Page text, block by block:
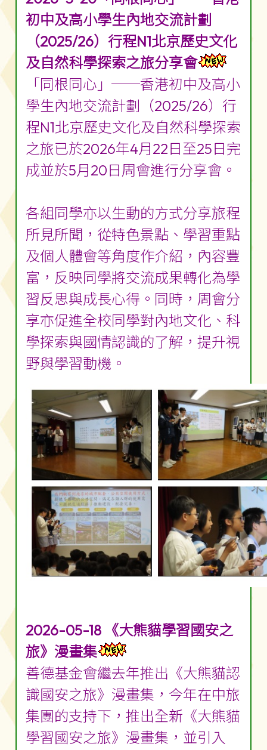
初中及高小學生內地交流計劃
（2025/26）行程N1北京歷史文化
及自然科學探索之旅分享會
「同根同心」──香港初中及高小
學生內地交流計劃（2025/26）行
程N1北京歷史文化及自然科學探索
之旅已於2026年4月22日至25日完
成並於5月20日周會進行分享會。
各組同學亦以生動的方式分享旅程
所見所聞，從特色景點、學習重點
及個人體會等角度作介紹，內容豐
富，反映同學將交流成果轉化為學
習反思與成長心得。同時，周會分
享亦促進全校同學對內地文化、科
學探索與國情認識的了解，提升視
野與學習動機。
2026-05-18 《大熊貓學習國安之
旅》漫畫集
善德基金會繼去年推出《大熊貓認
識國安之旅》漫畫集，今年在中旅
集團的支持下，推出全新《大熊貓
學習國安之旅》漫畫集，並引入